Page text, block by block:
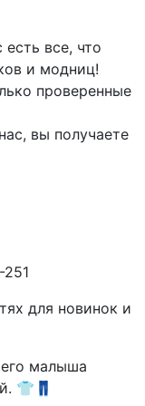
есть все, что
и модниц!
проверенные
вы получаете
для новинок и
малыша
👕👖